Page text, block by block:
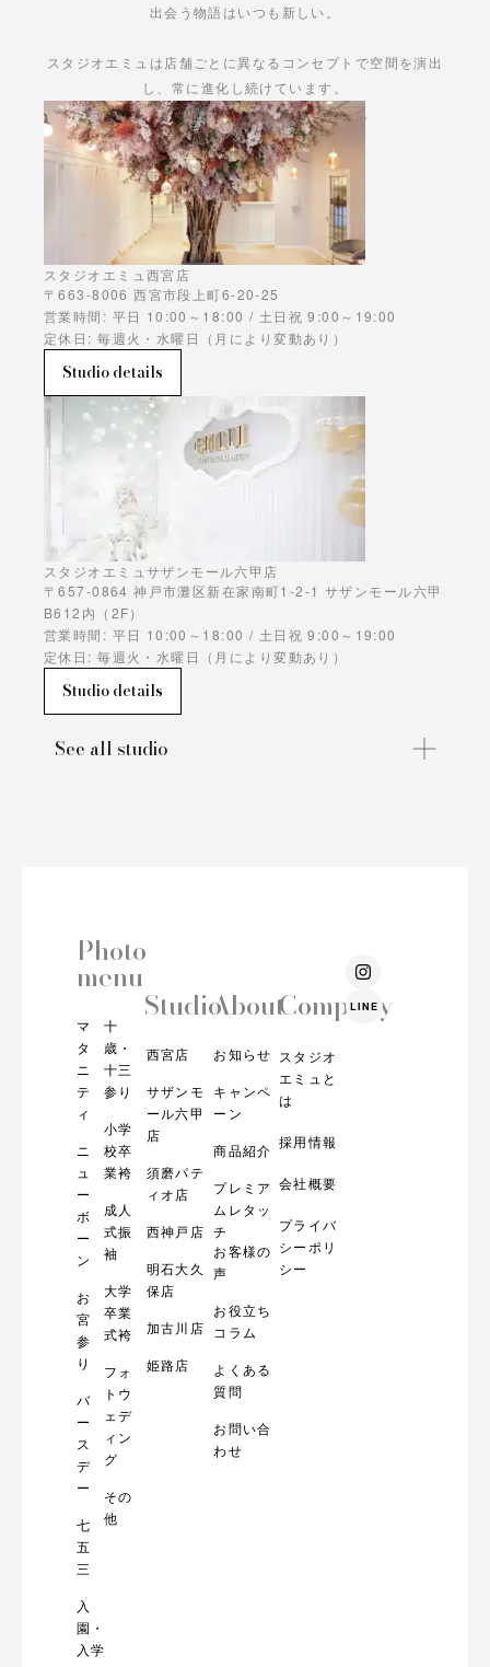
出会う物語はいつも新しい。
スタジオエミュは店舗ごとに異なるコンセプトで空間を演出
し、常に進化し続けています。
あなただけの物語をお楽しみください。
スタジオエミュ西宮店
〒663-8006 西宮市段上町6-20-25
営業時間: 平日 10:00～18:00 / 土日祝 9:00～19:00
定休日: 毎週火・水曜日（月により変動あり）
Studio details
スタジオエミュサザンモール六甲店
〒657-0864 神戸市灘区新在家南町1-2-1 サザンモール六甲
B612内（2F）
営業時間: 平日 10:00～18:00 / 土日祝 9:00～19:00
定休日: 毎週火・水曜日（月により変動あり）
Studio details
See all studio
Photo
menu
マ
タ
ニ
テ
ィ
ニ
ュ
ー
ボ
ー
ン
お
宮
参
り
バ
ー
ス
デ
ー
七
五
三
入
園・
入学
十
歳・
十三
参り
小学
校卒
業袴
成人
式振
袖
大学
卒業
式袴
フォ
トウ
ェデ
ィン
グ
その
他
Studio
西宮店
サザンモ
ール六甲
店
須磨パテ
ィオ店
西神戸店
明石大久
保店
加古川店
姫路店
About
お知らせ
キャンペ
ーン
商品紹介
プレミア
ムレタッ
チ
お客様の
声
お役立ち
コラム
よくある
質問
お問い合
わせ
Company
スタジオ
エミュと
は
採用情報
会社概要
プライバ
シーポリ
シー
I
n
t
LINE